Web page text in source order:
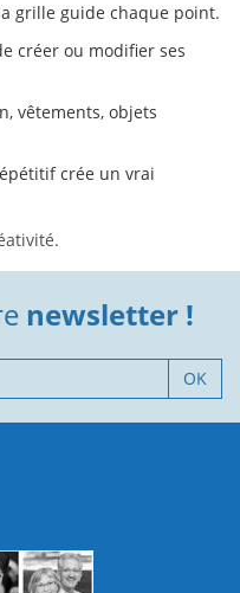
grille guide chaque point.
créer ou modifier ses
vêtements, objets
crée un vrai
newsletter !
OK